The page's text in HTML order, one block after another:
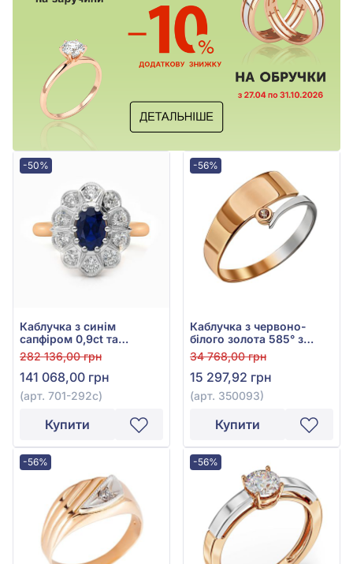
-50%
Каблучка з синім
сапфіром 0,9ct та
діамантом 0,31ct із
червоно-білого золота
585°, арт. 701-292с
282 136,00 грн
141 068,00 грн
(арт. 701-292с)
Купити
-56%
Каблучка з червоно-
білого золота 585° з
фіанітом, арт. 350093
34 768,00 грн
15 297,92 грн
(арт. 350093)
Купити
-56% -56%